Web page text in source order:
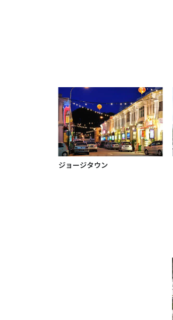
ジョージタウン